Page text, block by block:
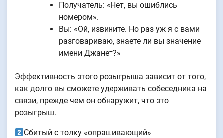
Получатель: «Нет, вы ошиблись
номером».
Вы: «Ой, извините. Но раз уж я с вами
разговариваю, знаете ли вы значение
имени Джанет?»
Эффективность этого розыгрыша зависит от того,
как долго вы сможете удерживать собеседника на
связи, прежде чем он обнаружит, что это
розыгрыш.
Сбитый с толку «опрашивающий»